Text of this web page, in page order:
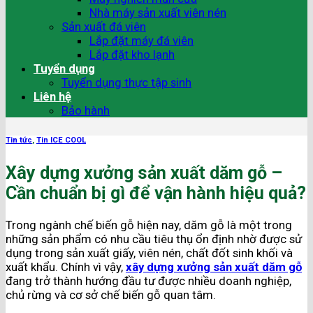
Nhà máy sản xuất viên nén
Sản xuất đá viên
Lắp đặt máy đá viên
Lắp đặt kho lạnh
Tuyển dụng
Tuyển dụng thực tập sinh
Liên hệ
Bảo hành
Tin tức, Tin ICE COOL
Xây dựng xưởng sản xuất dăm gỗ –
Cần chuẩn bị gì để vận hành hiệu quả?
Trong ngành chế biến gỗ hiện nay, dăm gỗ là một trong
những sản phẩm có nhu cầu tiêu thụ ổn định nhờ được sử
dụng trong sản xuất giấy, viên nén, chất đốt sinh khối và
xuất khẩu. Chính vì vậy, xây dựng xưởng sản xuất dăm gỗ
đang trở thành hướng đầu tư được nhiều doanh nghiệp,
chủ rừng và cơ sở chế biến gỗ quan tâm.